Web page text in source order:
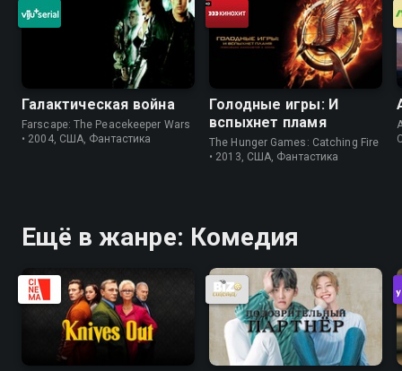
Галактическая война
Farscape: The Peacekeeper Wars
• 2004, США, Фантастика
Голодные игры: И
вспыхнет пламя
The Hunger Games: Catching Fire
• 2013, США, Фантастика
Ещё в жанре: Комедия